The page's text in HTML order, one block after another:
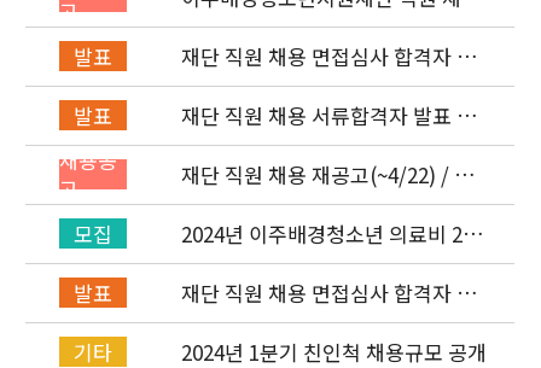
고
공고 (~5/23)
발표
재단 직원 채용 면접심사 합격자 발
표 / 기획운영실
발표
재단 직원 채용 서류합격자 발표 및
면접심사 안내 / 이주배경청소년 사
업 및 행정
채용공
고
재단 직원 채용 재공고(~4/22) / 기획
운영실
모집
2024년 이주배경청소년 의료비 2차
신청안내
발표
재단 직원 채용 면접심사 합격자 발
표 / 기획운영실
기타
2024년 1분기 친인척 채용규모 공개